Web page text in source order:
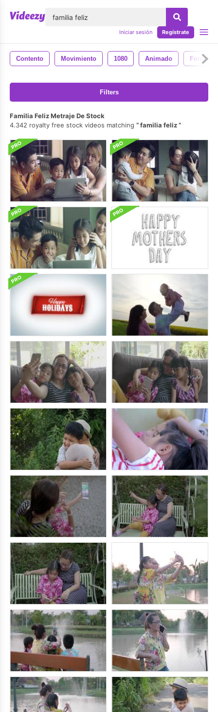
Iniciar sesión Regístrate
Contento Movimiento 1080 Animado Fondo
Filters
Familia Feliz Metraje De Stock
4.342 royalty free stock videos matching
familia feliz